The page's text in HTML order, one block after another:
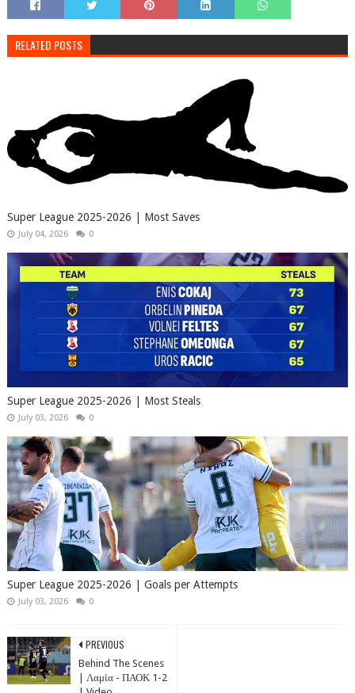
RELATED POSTS
Super League 2025-2026 | Most Saves
July 04, 2026 0
Super League 2025-2026 | Most Steals
July 03, 2026 0
Super League 2025-2026 | Goals per Attempts
July 03, 2026 0
PREVIOUS
Behind The Scenes
| Λαμία - ΠΑΟΚ 1-2